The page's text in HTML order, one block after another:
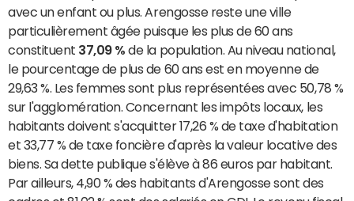
avec un enfant ou plus. Arengosse reste une ville
particulièrement âgée puisque les plus de 60 ans
constituent 37,09 % de la population. Au niveau national,
le pourcentage de plus de 60 ans est en moyenne de
29,63 %. Les femmes sont plus représentées avec 50,78 %
sur l'agglomération. Concernant les impôts locaux, les
habitants doivent s'acquitter 17,26 % de taxe d'habitation
et 33,77 % de taxe foncière d'après la valeur locative des
biens. Sa dette publique s'élève à 86 euros par habitant.
Par ailleurs, 4,90 % des habitants d'Arengosse sont des